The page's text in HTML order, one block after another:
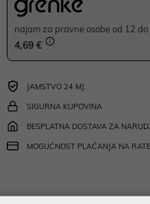
najam za pravne osobe od 12 do
4,69 €
JAMSTVO 24 MJ.
SIGURNA KUPOVINA
BESPLATNA DOSTAVA ZA
MOGUĆNOST PLAĆANJA NA RATE